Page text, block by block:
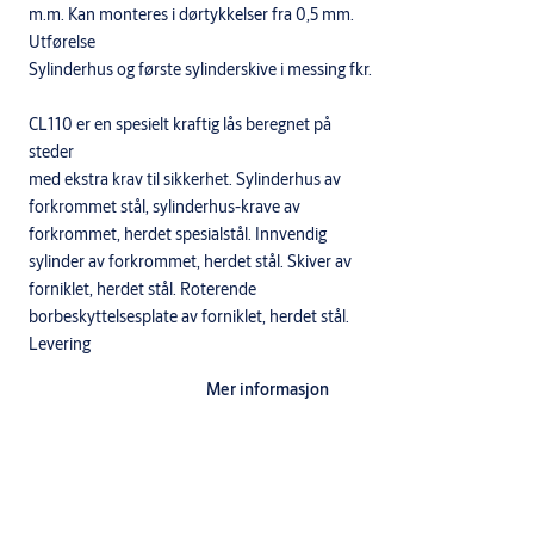
m.m. Kan monteres i dørtykkelser fra 0,5 mm.
Utførelse
Sylinderhus og første sylinderskive i messing fkr.
CL110 er en spesielt kraftig lås beregnet på
steder
med ekstra krav til sikkerhet. Sylinderhus av
forkrommet stål, sylinderhus-krave av
forkrommet, herdet spesialstål. Innvendig
sylinder av forkrommet, herdet stål. Skiver av
forniklet, herdet stål. Roterende
borbeskyttelsesplate av forniklet, herdet stål.
Levering
Mer informasjon